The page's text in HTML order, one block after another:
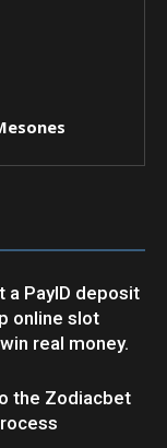
a PayID deposit
online slot
real money.
the Zodiacbet